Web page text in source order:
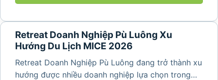
Retreat Doanh Nghiệp Pù Luông Xu
Hướng Du Lịch MICE 2026
Retreat Doanh Nghiệp Pù Luông đang trở thành xu
hướng được nhiều doanh nghiệp lựa chọn trong